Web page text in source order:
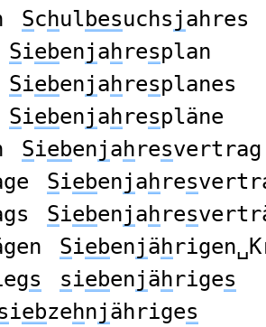
Schulbesuchsjahres
Siebenjahresplan
Siebenjahresplanes
Siebenjahrespläne
Siebenjahresvertrag
Siebenjahres
Siebenjahres
Siebenjäh
s siebenjähriges
iebzehnjähriges